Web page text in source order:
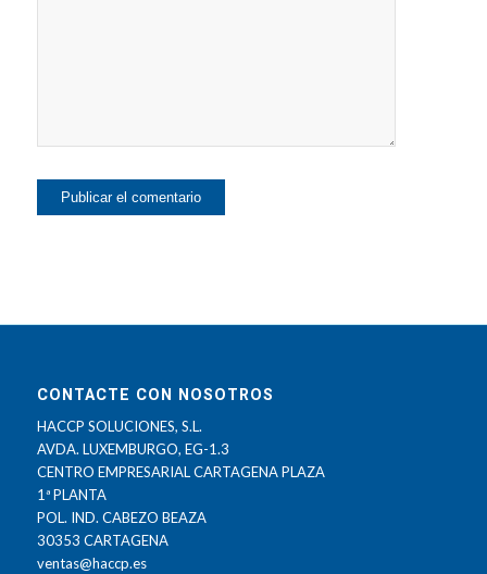
CONTACTE CON NOSOTROS
HACCP SOLUCIONES, S.L.
AVDA. LUXEMBURGO, EG-1.3
CENTRO EMPRESARIAL CARTAGENA PLAZA
1ª PLANTA
POL. IND. CABEZO BEAZA
30353 CARTAGENA
ventas@haccp.es